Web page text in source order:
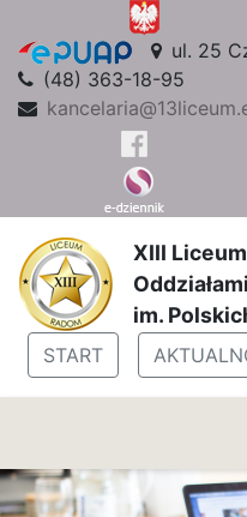
ul. 25
(48) 363-18-95
XIII
im.
START